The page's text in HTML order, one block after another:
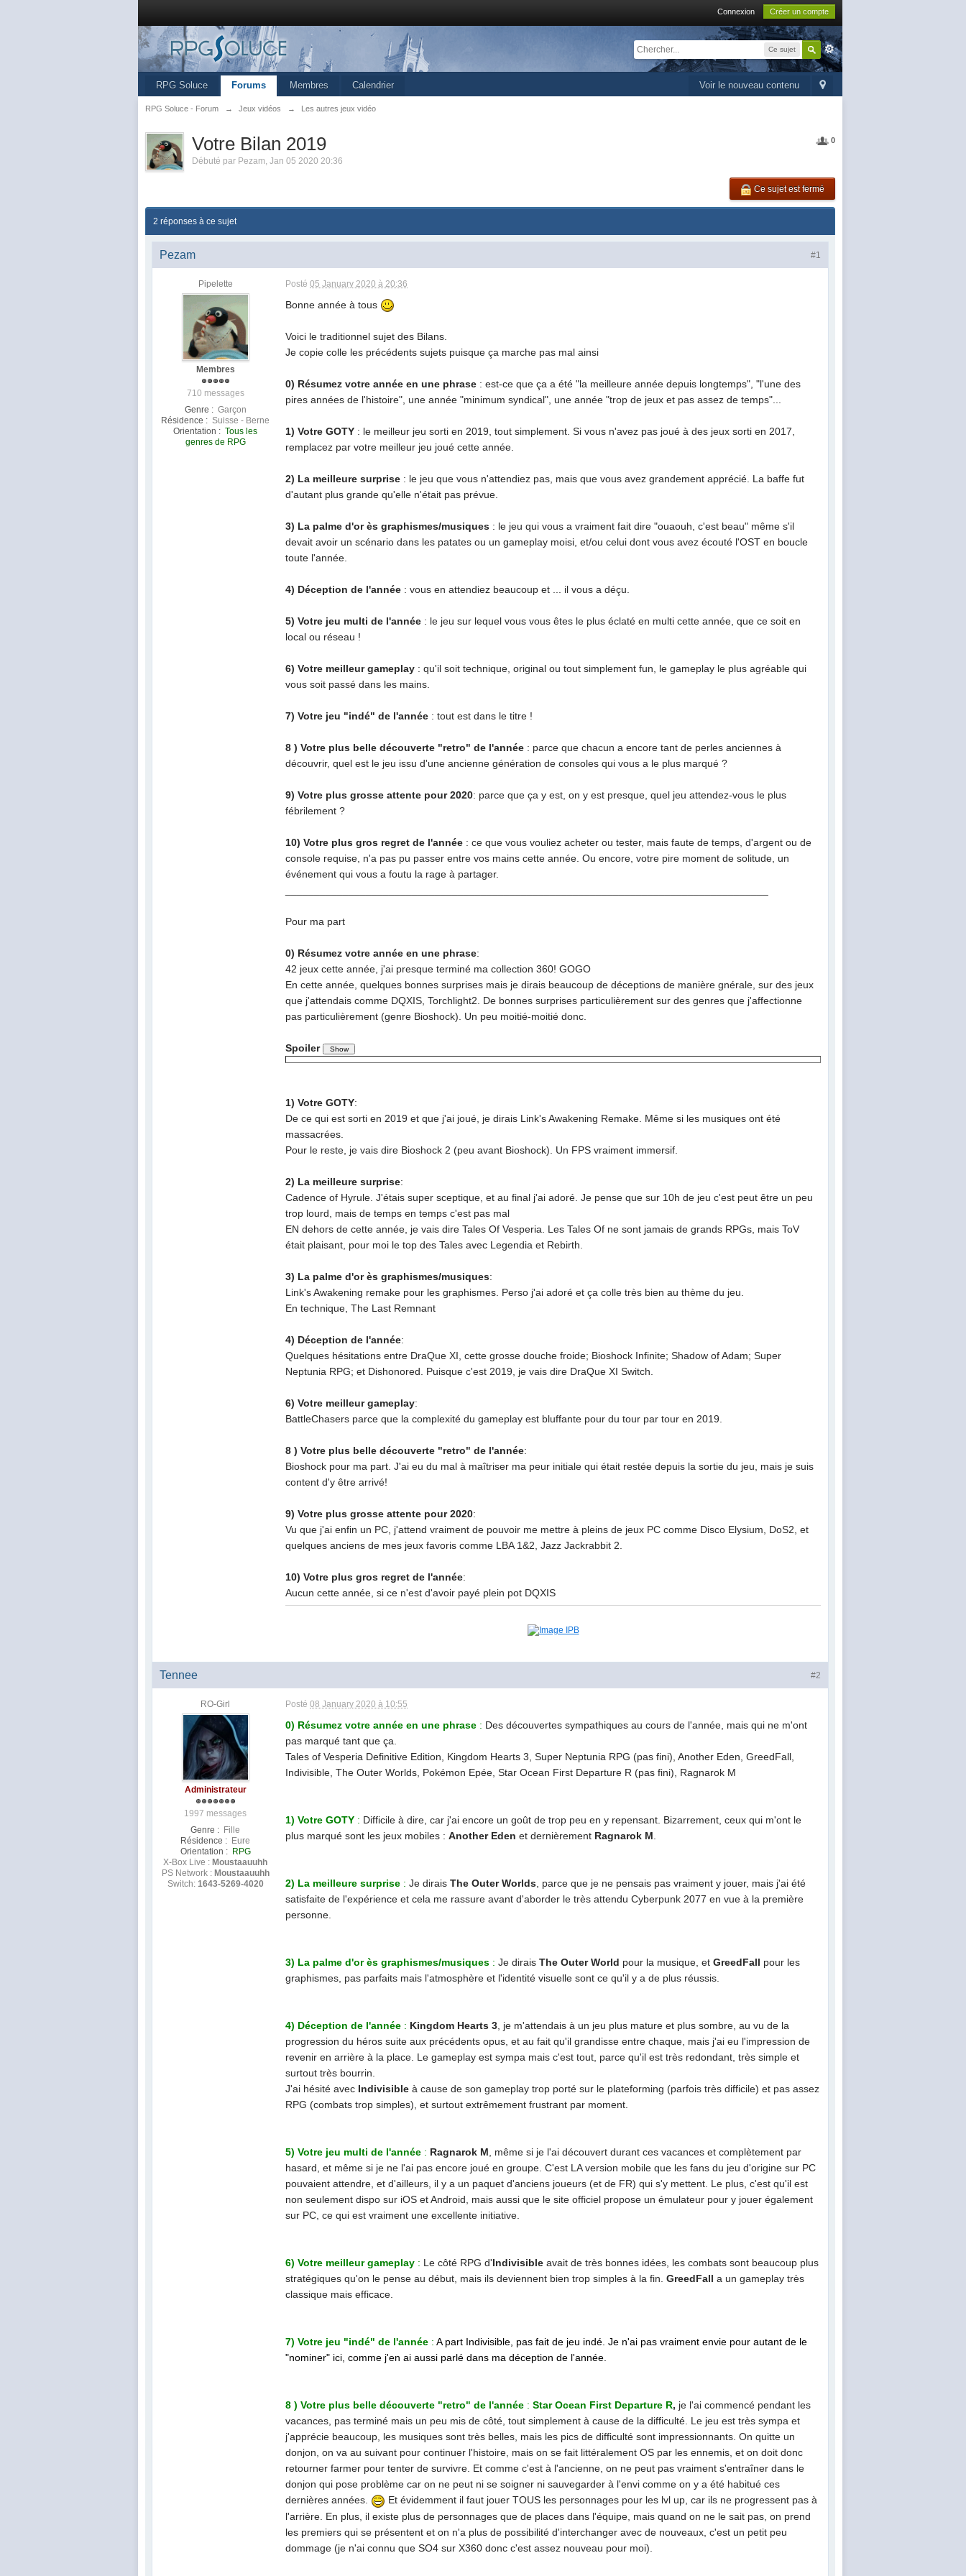
Connexion Créer un compte
Ce sujet
Voir le nouveau contenu
RPG Soluce Forums Membres Calendrier
RPG Soluce - Forum → Jeux vidéos → Les autres jeux vidéo
0
Votre Bilan 2019
Débuté par Pezam, Jan 05 2020 20:36
Ce sujet est fermé
2 réponses à ce sujet
#1
Pezam
Pipelette
Membres
710 messages
Genre : Garçon
Résidence : Suisse - Berne
Orientation : Tous les
genres de RPG
Posté 05 January 2020 à 20:36
Bonne année à tous
Voici le traditionnel sujet des Bilans.
Je copie colle les précédents sujets puisque ça marche pas mal ainsi
0) Résumez votre année en une phrase : est-ce que ça a été "la meilleure année depuis longtemps", "l'une des
pires années de l'histoire", une année "minimum syndical", une année "trop de jeux et pas assez de temps"...
1) Votre GOTY : le meilleur jeu sorti en 2019, tout simplement. Si vous n'avez pas joué à des jeux sorti en 2017,
remplacez par votre meilleur jeu joué cette année.
2) La meilleure surprise : le jeu que vous n'attendiez pas, mais que vous avez grandement apprécié. La baffe fut
d'autant plus grande qu'elle n'était pas prévue.
3) La palme d'or ès graphismes/musiques : le jeu qui vous a vraiment fait dire "ouaouh, c'est beau" même s'il
devait avoir un scénario dans les patates ou un gameplay moisi, et/ou celui dont vous avez écouté l'OST en boucle
toute l'année.
4) Déception de l'année : vous en attendiez beaucoup et ... il vous a déçu.
5) Votre jeu multi de l'année : le jeu sur lequel vous vous êtes le plus éclaté en multi cette année, que ce soit en
local ou réseau !
6) Votre meilleur gameplay : qu'il soit technique, original ou tout simplement fun, le gameplay le plus agréable qui
vous soit passé dans les mains.
7) Votre jeu "indé" de l'année : tout est dans le titre !
8 ) Votre plus belle découverte "retro" de l'année : parce que chacun a encore tant de perles anciennes à
découvrir, quel est le jeu issu d'une ancienne génération de consoles qui vous a le plus marqué ?
9) Votre plus grosse attente pour 2020: parce que ça y est, on y est presque, quel jeu attendez-vous le plus
fébrilement ?
10) Votre plus gros regret de l'année : ce que vous vouliez acheter ou tester, mais faute de temps, d'argent ou de
console requise, n'a pas pu passer entre vos mains cette année. Ou encore, votre pire moment de solitude, un
événement qui vous a foutu la rage à partager.
Pour ma part
0) Résumez votre année en une phrase:
42 jeux cette année, j'ai presque terminé ma collection 360! GOGO
En cette année, quelques bonnes surprises mais je dirais beaucoup de déceptions de manière gnérale, sur des jeux
que j'attendais comme DQXIS, Torchlight2. De bonnes surprises particulièrement sur des genres que j'affectionne
pas particulièrement (genre Bioshock). Un peu moitié-moitié donc.
Spoiler
1) Votre GOTY:
De ce qui est sorti en 2019 et que j'ai joué, je dirais Link's Awakening Remake. Même si les musiques ont été
massacrées.
Pour le reste, je vais dire Bioshock 2 (peu avant Bioshock). Un FPS vraiment immersif.
2) La meilleure surprise:
Cadence of Hyrule. J'étais super sceptique, et au final j'ai adoré. Je pense que sur 10h de jeu c'est peut être un peu
trop lourd, mais de temps en temps c'est pas mal
EN dehors de cette année, je vais dire Tales Of Vesperia. Les Tales Of ne sont jamais de grands RPGs, mais ToV
était plaisant, pour moi le top des Tales avec Legendia et Rebirth.
3) La palme d'or ès graphismes/musiques:
Link's Awakening remake pour les graphismes. Perso j'ai adoré et ça colle très bien au thème du jeu.
En technique, The Last Remnant
4) Déception de l'année:
Quelques hésitations entre DraQue XI, cette grosse douche froide; Bioshock Infinite; Shadow of Adam; Super
Neptunia RPG; et Dishonored. Puisque c'est 2019, je vais dire DraQue XI Switch.
6) Votre meilleur gameplay:
BattleChasers parce que la complexité du gameplay est bluffante pour du tour par tour en 2019.
8 ) Votre plus belle découverte "retro" de l'année:
Bioshock pour ma part. J'ai eu du mal à maîtriser ma peur initiale qui était restée depuis la sortie du jeu, mais je suis
content d'y être arrivé!
9) Votre plus grosse attente pour 2020:
Vu que j'ai enfin un PC, j'attend vraiment de pouvoir me mettre à pleins de jeux PC comme Disco Elysium, DoS2, et
quelques anciens de mes jeux favoris comme LBA 1&2, Jazz Jackrabbit 2.
10) Votre plus gros regret de l'année:
Aucun cette année, si ce n'est d'avoir payé plein pot DQXIS
#2
Tennee
RO-Girl
Administrateur
1997 messages
Genre : Fille
Résidence : Eure
Orientation : RPG
X-Box Live : Moustaauuhh
PS Network : Moustaauuhh
Switch: 1643-5269-4020
Posté 08 January 2020 à 10:55
0) Résumez votre année en une phrase : Des découvertes sympathiques au cours de l'année, mais qui ne m'ont
pas marqué tant que ça.
Tales of Vesperia Definitive Edition, Kingdom Hearts 3, Super Neptunia RPG (pas fini), Another Eden, GreedFall,
Indivisible, The Outer Worlds, Pokémon Epée, Star Ocean First Departure R (pas fini), Ragnarok M
1) Votre GOTY : Difficile à dire, car j'ai encore un goût de trop peu en y repensant. Bizarrement, ceux qui m'ont le
plus marqué sont les jeux mobiles : Another Eden et dernièrement Ragnarok M.
2) La meilleure surprise : Je dirais The Outer Worlds, parce que je ne pensais pas vraiment y jouer, mais j'ai été
satisfaite de l'expérience et cela me rassure avant d'aborder le très attendu Cyberpunk 2077 en vue à la première
personne.
3) La palme d'or ès graphismes/musiques : Je dirais The Outer World pour la musique, et GreedFall pour les
graphismes, pas parfaits mais l'atmosphère et l'identité visuelle sont ce qu'il y a de plus réussis.
4) Déception de l'année : Kingdom Hearts 3, je m'attendais à un jeu plus mature et plus sombre, au vu de la
progression du héros suite aux précédents opus, et au fait qu'il grandisse entre chaque, mais j'ai eu l'impression de
revenir en arrière à la place. Le gameplay est sympa mais c'est tout, parce qu'il est très redondant, très simple et
surtout très bourrin.
J'ai hésité avec Indivisible à cause de son gameplay trop porté sur le plateforming (parfois très difficile) et pas assez
RPG (combats trop simples), et surtout extrêmement frustrant par moment.
5) Votre jeu multi de l'année : Ragnarok M, même si je l'ai découvert durant ces vacances et complètement par
hasard, et même si je ne l'ai pas encore joué en groupe. C'est LA version mobile que les fans du jeu d'origine sur PC
pouvaient attendre, et d'ailleurs, il y a un paquet d'anciens joueurs (et de FR) qui s'y mettent. Le plus, c'est qu'il est
non seulement dispo sur iOS et Android, mais aussi que le site officiel propose un émulateur pour y jouer également
sur PC, ce qui est vraiment une excellente initiative.
6) Votre meilleur gameplay : Le côté RPG d'Indivisible avait de très bonnes idées, les combats sont beaucoup plus
stratégiques qu'on le pense au début, mais ils deviennent bien trop simples à la fin. GreedFall a un gameplay très
classique mais efficace.
7) Votre jeu "indé" de l'année : A part Indivisible, pas fait de jeu indé. Je n'ai pas vraiment envie pour autant de le
"nominer" ici, comme j'en ai aussi parlé dans ma déception de l'année.
8 ) Votre plus belle découverte "retro" de l'année : Star Ocean First Departure R, je l'ai commencé pendant les
vacances, pas terminé mais un peu mis de côté, tout simplement à cause de la difficulté. Le jeu est très sympa et
j'apprécie beaucoup, les musiques sont très belles, mais les pics de difficulté sont impressionnants. On quitte un
donjon, on va au suivant pour continuer l'histoire, mais on se fait littéralement OS par les ennemis, et on doit donc
retourner farmer pour tenter de survivre. Et comme c'est à l'ancienne, on ne peut pas vraiment s'entraîner dans le
donjon qui pose problème car on ne peut ni se soigner ni sauvegarder à l'envi comme on y a été habitué ces
dernières années.
Et évidemment il faut jouer TOUS les personnages pour les lvl up, car ils ne progressent pas à
l'arrière. En plus, il existe plus de personnages que de places dans l'équipe, mais quand on ne le sait pas, on prend
les premiers qui se présentent et on n'a plus de possibilité d'interchanger avec de nouveaux, c'est un petit peu
dommage (je n'ai connu que SO4 sur X360 donc c'est assez nouveau pour moi).